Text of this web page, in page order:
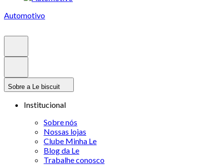
Automotivo
Sobre a Le biscuit
Institucional
Sobre nós
Nossas lojas
Clube Minha Le
Blog da Le
Trabalhe conosco